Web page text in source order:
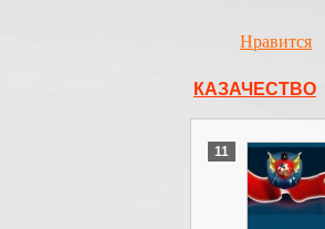
Нравится
КАЗАЧЕСТВО
11